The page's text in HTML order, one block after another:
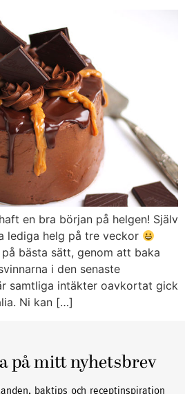
en bra början på helgen! Själv
lediga helg på tre veckor
bästa sätt, genom att baka
i den senaste
samtliga intäkter oavkortat gick
Ni kan […]
på mitt nyhetsbrev
baktips och receptinspiration